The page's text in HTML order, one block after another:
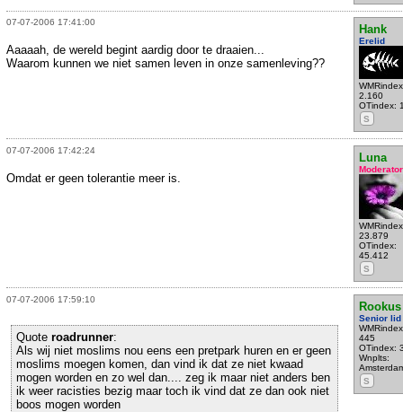
07-07-2006 17:41:00
Hank
Erelid
2.160
OTindex:
S
Aaaaah, de wereld begint aardig door te draaien...
Waarom kunnen we niet samen leven in onze samenleving??
07-07-2006 17:42:24
Luna
Moderator
23.879
OTindex:
45.412
S
Omdat er geen tolerantie meer is.
07-07-2006 17:59:10
Rookus
Senior lid
445
OTindex:
Wnplts:
S
Quote roadrunner:
Als wij niet moslims nou eens een pretpark huren en er geen
moslims moegen komen, dan vind ik dat ze niet kwaad
mogen worden en zo wel dan.... zeg ik maar niet anders ben
ik weer racisties bezig maar toch ik vind dat ze dan ook niet
boos mogen worden